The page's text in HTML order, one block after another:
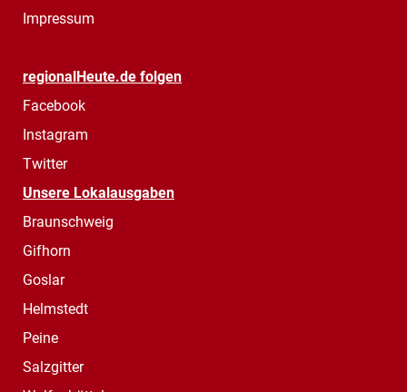
Impressum
regionalHeute.de folgen
Facebook
Instagram
Twitter
Unsere Lokalausgaben
Braunschweig
Gifhorn
Goslar
Helmstedt
Peine
Salzgitter